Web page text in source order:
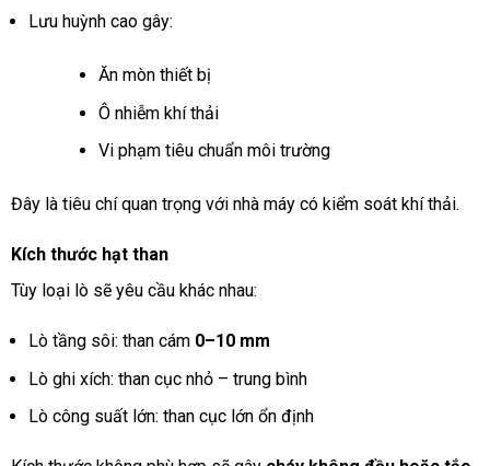
Lưu huỳnh cao gây:
Ăn mòn thiết bị
Ô nhiễm khí thải
Vi phạm tiêu chuẩn môi trường
Đây là tiêu chí quan trọng với nhà máy có kiểm soát khí thải.
Kích thước hạt than
Tùy loại lò sẽ yêu cầu khác nhau:
Lò tầng sôi: than cám 0–10 mm
Lò ghi xích: than cục nhỏ – trung bình
Lò công suất lớn: than cục lớn ổn định